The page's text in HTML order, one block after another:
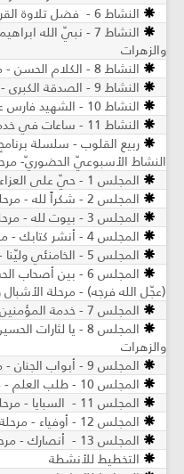
النشاط 6 - فضل تلاوة القرآن الكريم - مرحلة الأشبال والزهرات
النشاط 7 - نبيّ الله
والزهرات
النشاط 8 - الكلام الحسن - مرحلة الأشبال والزهرات
النشاط 9 - الصدقة الكبرى - مرحلة الأشبال والزهرات
النشاط 10 - الشهيد فارس عودة - مرحلة الأشبال والزهرات
النشاط 11 - ساعات في خدمة الناس - مرحلة الأشبال والزهرات
ربيع القلوب - سلسلة
النشاط الأسبوعيّ الحضوريّ-
المجلس 1 - حيّ على العزاء - مرحلة الأشبال والزهرات
المجلس 2 - شكراً لله - مرحلة الأشبال والزهرات
المجلس 3 - بيوت لله - مرحلة الأشبال والزهرات
المجلس 4 - أنشر كتابك - مرحلة الأشبال والزهرات
المجلس 5 - الخامنئي وليّنا - مرحلة الأشبال والزهرات
المجلس 6 - بين
(عجّل الله فرجه) - مرحلة الأشبال
المجلس 7 - خدمة المؤمنين - مرحلة الأشبال والزهرات
المجلس 8 - يا
والزهرات
المجلس 9 - أبواب الجنان - مرحلة الأشبال والزهرات
المجلس 10 - طلب العلم - مرحلة الأشبال والزهرات
المجلس 11 - السبايا - مرحلة الأشبال والزهرات
المجلس 12 - أوفياء - مرحلة الأشبال والزهرات
المجلس 13 - أنصارك - مرحلة الأشبال والزهرات
التخطيط للأنشطة